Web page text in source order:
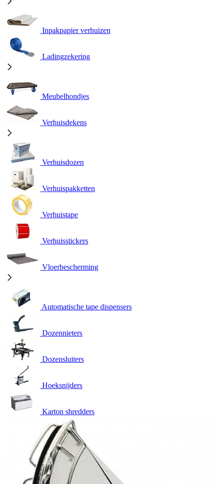
Inpakpapier verhuizen
Ladingzekering
Meubelhondjes
Verhuisdekens
Verhuisdozen
Verhuispakketten
Verhuistape
Verhuisstickers
Vloerbescherming
Automatische tape dispensers
Dozennieters
Dozensluiters
Hoeksnijders
Karton shredders